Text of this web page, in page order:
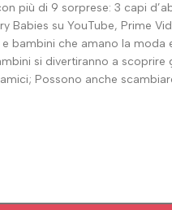
più di 9 sorprese: 3 capi
Babies su YouTube, Prime
bambini che amano la
si divertiranno a
Possono anche